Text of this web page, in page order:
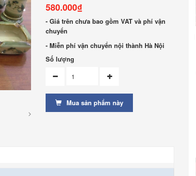
580.000₫
- Giá trên chưa bao gồm VAT và phí vận
chuyển
- Miễn phí vận chuyển nội thành Hà Nội
Số lượng
Mua sản phẩm này